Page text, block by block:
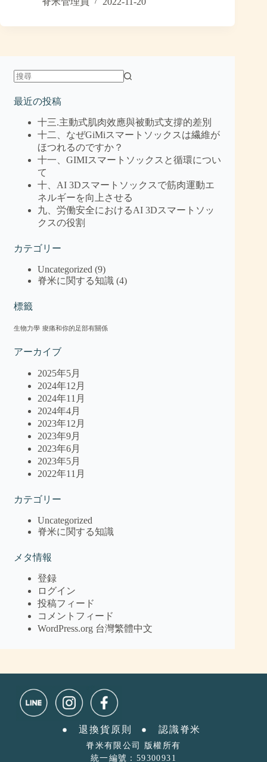
最近の投稿
十三.主動式肌肉效應與被動式支撐的差別
十二、なぜGiMiスマートソックスは繊維が
ほつれるのですか？
十一、GIMIスマートソックスと循環につい
て
十、AI 3Dスマートソックスで筋肉運動エ
ネルギーを向上させる
九、労働安全におけるAI 3Dスマートソッ
クスの役割
カテゴリー
Uncategorized (9)
脊米に関する知識 (4)
標籤
生物力學 痠痛和你的足部有關係
アーカイブ
2025年5月
2024年12月
2024年11月
2024年4月
2023年12月
2023年9月
2023年6月
2023年5月
2022年11月
カテゴリー
Uncategorized
脊米に関する知識
メタ情報
登録
ログイン
投稿フィード
コメントフィード
WordPress.org 台灣繁體中文
退換貨原則 認識脊米ㅤ
脊米有限公司 版權所有
統一編號：59300931